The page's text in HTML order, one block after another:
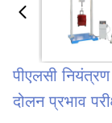
पीएलसी
दोलन प्रभाव